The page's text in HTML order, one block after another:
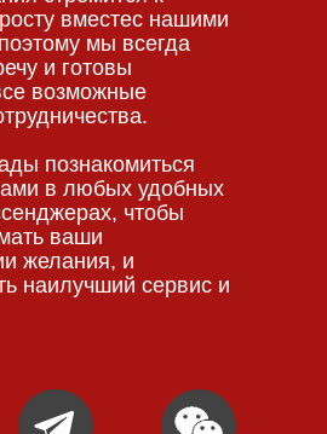
вместес нашими
мы всегда
и готовы
возможные
познакомиться
в любых удобных
чтобы
ваши
желания, и
наилучший сервис и